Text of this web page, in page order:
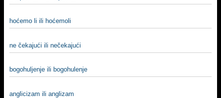
hoćemo li ili hoćemoli
ne čekajući ili nečekajući
bogohuljenje ili bogohulenje
anglicizam ili anglizam